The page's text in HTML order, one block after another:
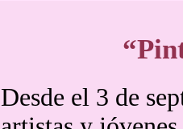
Desde el 3 de